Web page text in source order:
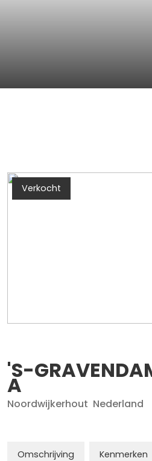
Verkocht
'S-
A
Noordwijkerhout Nederland
Omschrijving Kenmerken